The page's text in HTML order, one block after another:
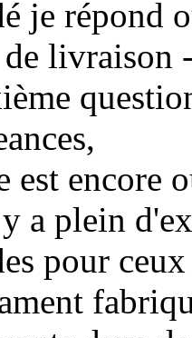
je répond
livraison
est encore
a plein
pour